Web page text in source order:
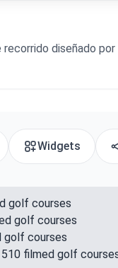
diseñado
Widgets
golf courses
golf courses
golf courses
filmed golf